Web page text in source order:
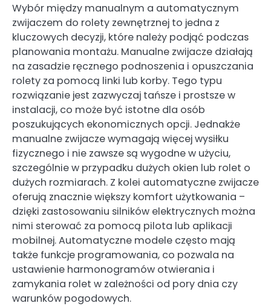
Wybór między manualnym a automatycznym
zwijaczem do rolety zewnętrznej to jedna z
kluczowych decyzji, które należy podjąć podczas
planowania montażu. Manualne zwijacze działają
na zasadzie ręcznego podnoszenia i opuszczania
rolety za pomocą linki lub korby. Tego typu
rozwiązanie jest zazwyczaj tańsze i prostsze w
instalacji, co może być istotne dla osób
poszukujących ekonomicznych opcji. Jednakże
manualne zwijacze wymagają więcej wysiłku
fizycznego i nie zawsze są wygodne w użyciu,
szczególnie w przypadku dużych okien lub rolet o
dużych rozmiarach. Z kolei automatyczne zwijacze
oferują znacznie większy komfort użytkowania –
dzięki zastosowaniu silników elektrycznych można
nimi sterować za pomocą pilota lub aplikacji
mobilnej. Automatyczne modele często mają
także funkcje programowania, co pozwala na
ustawienie harmonogramów otwierania i
zamykania rolet w zależności od pory dnia czy
warunków pogodowych.